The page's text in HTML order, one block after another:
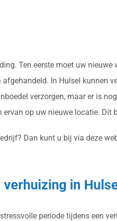
Ten eerste moet uw
In Hulsel kunnen
verzorgen, maar er is
op uw nieuwe locatie.
Dan kunt u bij via deze
in
periode tijdens een